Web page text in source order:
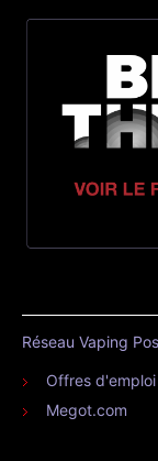
Réseau Vaping
Offres d'emploi
Megot.com